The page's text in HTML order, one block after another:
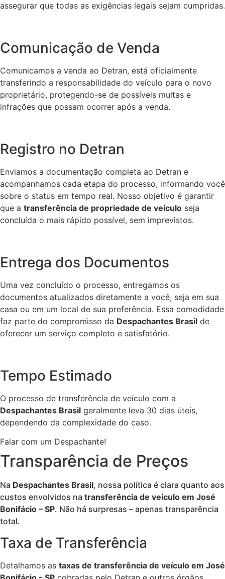
assegurar que todas as exigências legais sejam cumpridas.
Comunicação de Venda
Comunicamos a venda ao Detran, está oficialmente
transferindo a responsabilidade do veículo para o novo
proprietário, protegendo-se de possíveis multas e
infrações que possam ocorrer após a venda.
Registro no Detran
Enviamos a documentação completa ao Detran e
acompanhamos cada etapa do processo, informando você
sobre o status em tempo real. Nosso objetivo é garantir
que a transferência de propriedade de veículo seja
concluída o mais rápido possível, sem imprevistos.
Entrega dos Documentos
Uma vez concluído o processo, entregamos os
documentos atualizados diretamente a você, seja em sua
casa ou em um local de sua preferência. Essa comodidade
faz parte do compromisso da Despachantes Brasil de
oferecer um serviço completo e satisfatório.
Tempo Estimado
O processo de transferência de veículo com a
Despachantes Brasil geralmente leva 30 dias úteis,
dependendo da complexidade do caso.
Falar com um Despachante!
Transparência de Preços
Na Despachantes Brasil, nossa política é clara quanto aos
custos envolvidos na transferência de veículo em José
Bonifácio – SP. Não há surpresas – apenas transparência
total.
Taxa de Transferência
Detalhamos as taxas de transferência de veículo em José